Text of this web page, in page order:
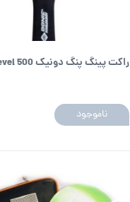
راکت پینگ پنگ دونیک Level 500
ناموجود